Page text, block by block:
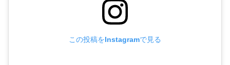
この投稿をInstagramで見る